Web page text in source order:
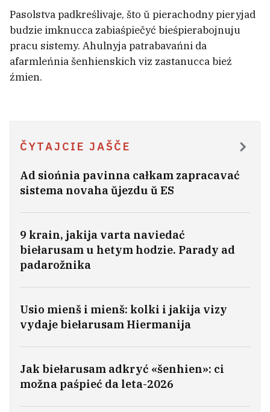
Pasolstva padkreślivaje, što ŭ pierachodny pieryjad
budzie imknucca zabiaśpiečyć bieśpierabojnuju
pracu sistemy. Ahulnyja patrabavańni da
afarmleńnia šenhienskich viz zastanucca bieź
źmien.
ČYTAJCIE JAŠČE
Ad siońnia pavinna całkam zapracavać
sistema novaha ŭjezdu ŭ ES
9 krain, jakija varta naviedać
biełarusam u hetym hodzie. Parady ad
padarožnika
Usio mienš i mienš: kolki i jakija vizy
vydaje biełarusam Hiermanija
Jak biełarusam adkryć «šenhien»: ci
možna paśpieć da leta-2026
Ci zachočuć dzieci heta nasić? Razabrali
novyja kalekcyi školnaj formy
U Polščy biełaruska zdymała hrošy ŭ
bankamacie, a jaje raptam akružyli troje
mužčyn
8
dla Kuby nakštałt Dełsi Radryhies
Patryjatyčny šedeŭr XVII stahodździa akazaŭsia
rasijskaj padrobkaj XIX-ha
46